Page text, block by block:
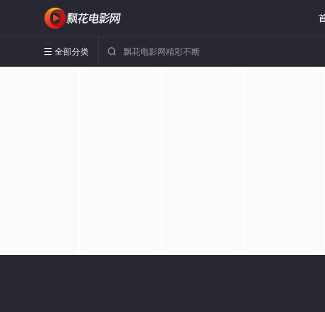
 全部分类 